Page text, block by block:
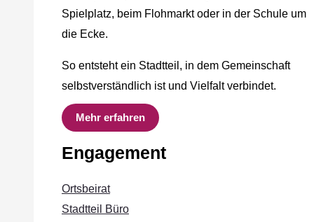
Spielplatz, beim Flohmarkt oder in der Schule um
die Ecke.
So entsteht ein Stadtteil, in dem Gemeinschaft
selbstverständlich ist und Vielfalt verbindet.
Mehr erfahren
Engagement
Ortsbeirat
Stadtteil Büro